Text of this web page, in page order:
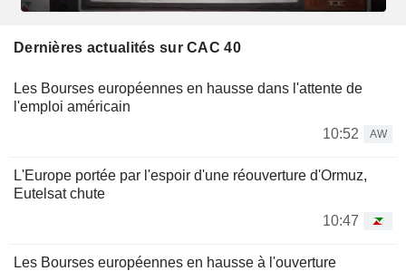
Dernières actualités sur CAC 40
Les Bourses européennes en hausse dans l'attente de
l'emploi américain
10:52
AW
L'Europe portée par l'espoir d'une réouverture d'Ormuz,
Eutelsat chute
10:47
Les Bourses européennes en hausse à l'ouverture